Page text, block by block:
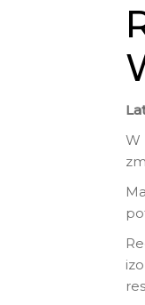
W